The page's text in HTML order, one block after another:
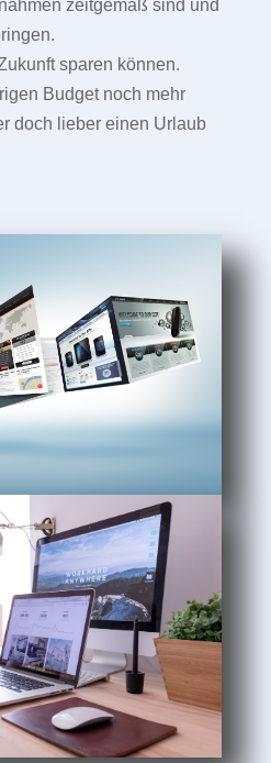
zeitgemäß sind und
sparen können.
Budget noch mehr
doch lieber einen Urlaub